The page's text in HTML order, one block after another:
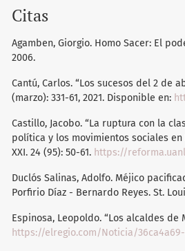
Citas
Agamben, Giorgio. Homo Sacer: El
2006.
Cantú, Carlos. “Los sucesos del 2 de
(marzo): 331-61, 2021. Disponible en:
Castillo, Jacobo. “La ruptura con la
política y los movimientos sociales en
XXI. 24 (95): 50-61. https://
Duclós Salinas, Adolfo. Méjico
Porfirio Díaz - Bernardo Reyes. St.
Espinosa, Leopoldo. “Los alcaldes de
https://elregio.com/Noticia/36ca4a69-